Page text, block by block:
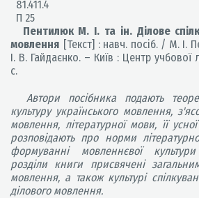
81.411.4
П 25
Пентилюк М. І. та ін. Ділове
мовлення [Текст] : навч. посіб. / М. І.
І. В. Гайдаєнко. – Київ : Центр учбової
с.
Автори посібника подають
культуру українського мовлення,
мовлення, літературної мови, її
розповідають про норми
формуванні мовленнєвої
розділи книги присвячені
мовлення, а також культурі
ділового мовлення.